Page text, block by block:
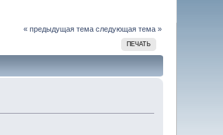
« предыдущая тема следующая тема »
ПЕЧАТЬ